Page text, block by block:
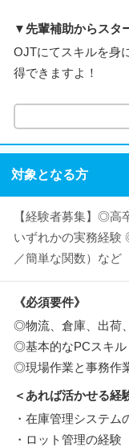
▼先輩補助からスタ
OJTにてスキルを身
得できますよ！
対象となる方
【経験者募集】◎高
いずれかの実務経験
／簡単な関数）など
《必須要件》
◎物流、倉庫、出荷
◎基本的なPCスキル
◎現場作業と事務作
＜あれば活かせる経
・在庫管理システム
・ロット管理の経験